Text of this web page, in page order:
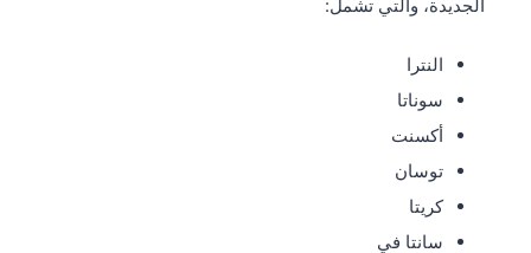
الجديدة، والتي تشمل:
النترا
سوناتا
أكسنت
توسان
كريتا
سانتا في